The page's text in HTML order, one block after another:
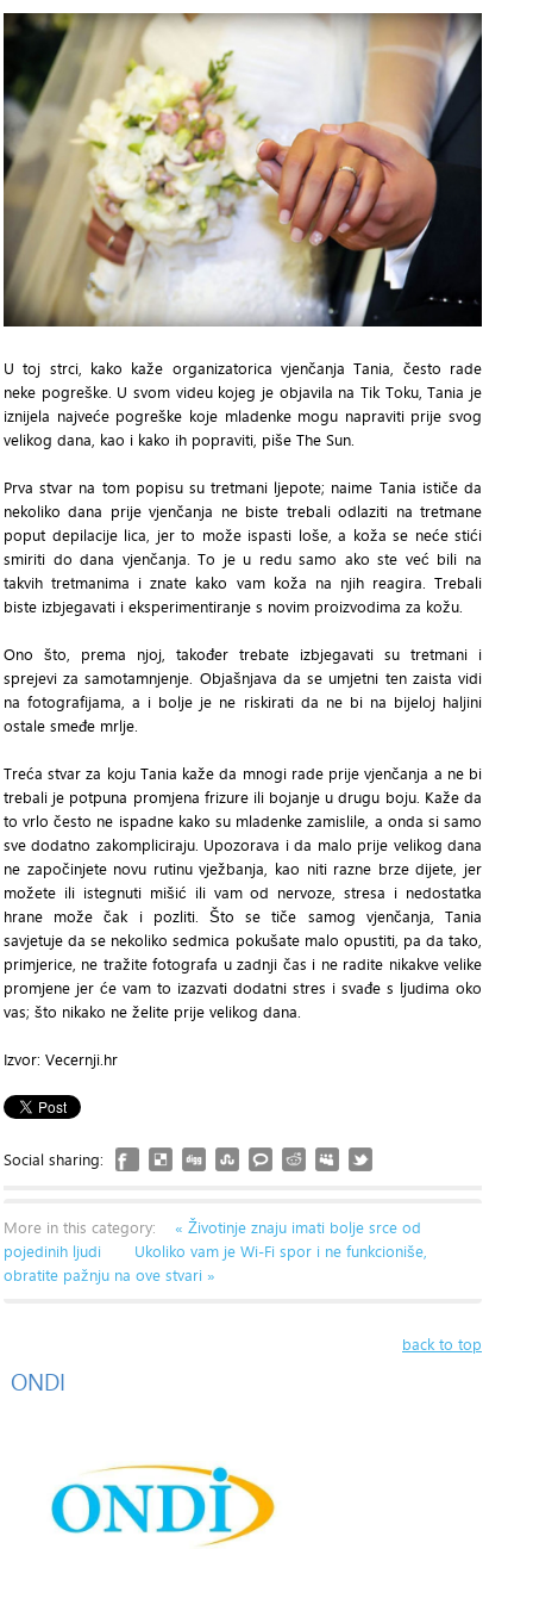
U toj strci, kako kaže organizatorica vjenčanja Tania, često rade
neke pogreške. U svom videu kojeg je objavila na Tik Toku, Tania je
iznijela najveće pogreške koje mladenke mogu napraviti prije svog
velikog dana, kao i kako ih popraviti, piše The Sun.
Prva stvar na tom popisu su tretmani ljepote; naime Tania ističe da
nekoliko dana prije vjenčanja ne biste trebali odlaziti na tretmane
poput depilacije lica, jer to može ispasti loše, a koža se neće stići
smiriti do dana vjenčanja. To je u redu samo ako ste već bili na
takvih tretmanima i znate kako vam koža na njih reagira. Trebali
biste izbjegavati i eksperimentiranje s novim proizvodima za kožu.
Ono što, prema njoj, također trebate izbjegavati su tretmani i
sprejevi za samotamnjenje. Objašnjava da se umjetni ten zaista vidi
na fotografijama, a i bolje je ne riskirati da ne bi na bijeloj haljini
ostale smeđe mrlje.
Treća stvar za koju Tania kaže da mnogi rade prije vjenčanja a ne bi
trebali je potpuna promjena frizure ili bojanje u drugu boju. Kaže da
to vrlo često ne ispadne kako su mladenke zamislile, a onda si samo
sve dodatno zakompliciraju. Upozorava i da malo prije velikog dana
ne započinjete novu rutinu vježbanja, kao niti razne brze dijete, jer
možete ili istegnuti mišić ili vam od nervoze, stresa i nedostatka
hrane može čak i pozliti. Što se tiče samog vjenčanja, Tania
savjetuje da se nekoliko sedmica pokušate malo opustiti, pa da tako,
primjerice, ne tražite fotografa u zadnji čas i ne radite nikakve velike
promjene jer će vam to izazvati dodatni stres i svađe s ljudima oko
vas; što nikako ne želite prije velikog dana.
Izvor: Vecernji.hr
Social sharing:
More in this category:
« Životinje znaju imati bolje srce od
pojedinih ljudi
Ukoliko vam je Wi-Fi spor i ne funkcioniše,
obratite pažnju na ove stvari »
back to top
ONDI